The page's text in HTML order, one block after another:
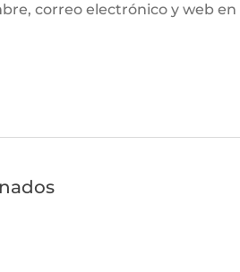
correo electrónico y web